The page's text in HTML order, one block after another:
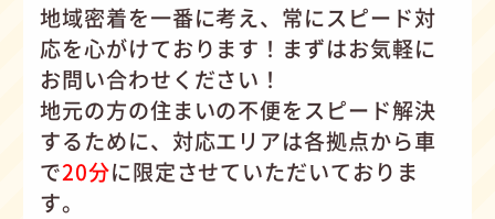
地域密着を一番に考え、常にスピード対
応を心がけております！まずはお気軽に
お問い合わせください！
地元の方の住まいの不便をスピード解決
するために、対応エリアは各拠点から車
で20分に限定させていただいておりま
す。